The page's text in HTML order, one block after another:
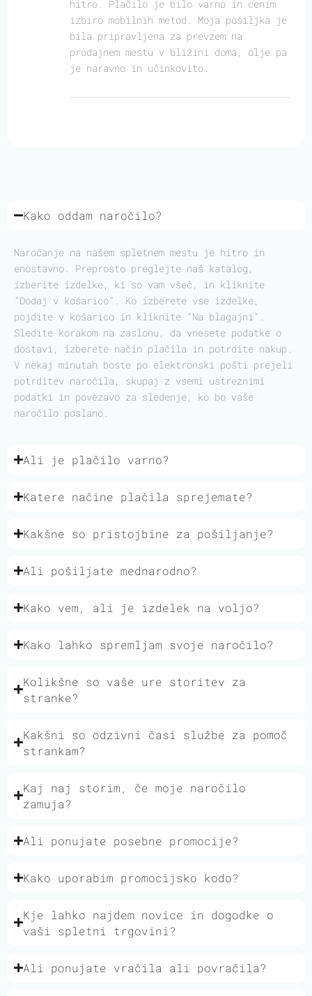
hitro. Plačilo je bilo varno in cenim
izbiro mobilnih metod. Moja pošiljka je
bila pripravljena za prevzem na
prodajnem mestu v bližini doma, olje pa
je naravno in učinkovito.
Kako oddam naročilo?
Naročanje na našem spletnem mestu je hitro in
enostavno. Preprosto preglejte naš katalog,
izberite izdelke, ki so vam všeč, in kliknite
"Dodaj v košarico". Ko izberete vse izdelke,
pojdite v košarico in kliknite "Na blagajni".
Sledite korakom na zaslonu, da vnesete podatke o
dostavi, izberete način plačila in potrdite nakup.
V nekaj minutah boste po elektronski pošti prejeli
potrditev naročila, skupaj z vsemi ustreznimi
podatki in povezavo za sledenje, ko bo vaše
naročilo poslano.
Ali je plačilo varno?
Katere načine plačila sprejemate?
Kakšne so pristojbine za pošiljanje?
Ali pošiljate mednarodno?
Kako vem, ali je izdelek na voljo?
Kako lahko spremljam svoje naročilo?
Kolikšne so vaše ure storitev za
stranke?
Kakšni so odzivni časi službe za pomoč
strankam?
Kaj naj storim, če moje naročilo
zamuja?
Ali ponujate posebne promocije?
Kako uporabim promocijsko kodo?
Kje lahko najdem novice in dogodke o
vaši spletni trgovini?
Ali ponujate vračila ali povračila?